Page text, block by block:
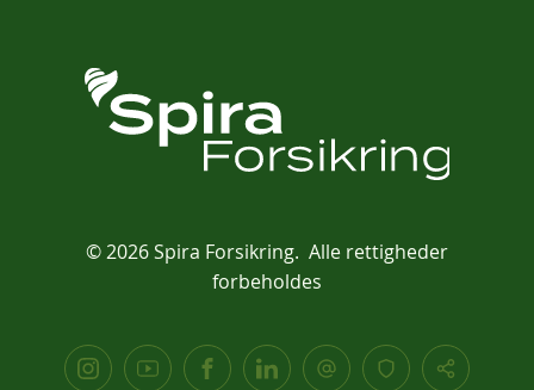
© 2026 Spira Forsikring. Alle rettigheder
forbeholdes